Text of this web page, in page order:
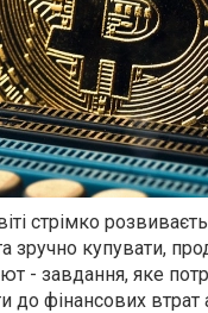
стрімко
купувати,
- завдання, яке
фінансових